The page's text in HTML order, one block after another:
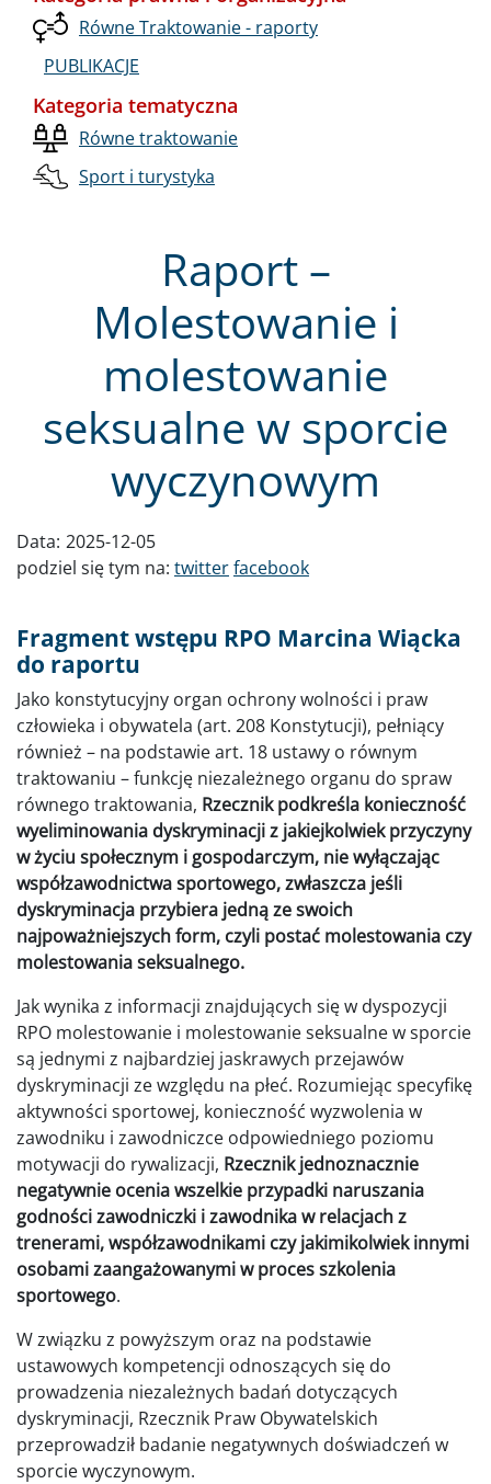
Raport –
Molestowanie i
molestowanie
seksualne w sporcie
wyczynowym
Data: 2025-12-05
podziel się tym na: twitterfacebook
Fragment wstępu RPO Marcina Wiącka
do raportu
Jako konstytucyjny organ ochrony wolności i praw
człowieka i obywatela (art. 208 Konstytucji), pełniący
również – na podstawie art. 18 ustawy o równym
traktowaniu – funkcję niezależnego organu do spraw
równego traktowania, Rzecznik podkreśla konieczność
wyeliminowania dyskryminacji z jakiejkolwiek przyczyny
w życiu społecznym i gospodarczym, nie wyłączając
współzawodnictwa sportowego, zwłaszcza jeśli
dyskryminacja przybiera jedną ze swoich
najpoważniejszych form, czyli postać molestowania czy
molestowania seksualnego.
Jak wynika z informacji znajdujących się w dyspozycji
RPO molestowanie i molestowanie seksualne w sporcie
są jednymi z najbardziej jaskrawych przejawów
dyskryminacji ze względu na płeć. Rozumiejąc specyfikę
aktywności sportowej, konieczność wyzwo­lenia w
zawodniku i zawodniczce odpowiedniego poziomu
motywacji do rywalizacji, Rzecznik jednoznacznie
negatywnie ocenia wszelkie przypadki naruszania
godno­ści zawodniczki i zawodnika w relacjach z
trenerami, współzawodnikami czy jaki­mikolwiek innymi
osobami zaangażowanymi w proces szkolenia
sportowego.
W związku z powyższym oraz na podstawie
ustawowych kompetencji odnoszących się do
prowadzenia niezależnych badań dotyczących
dyskryminacji, Rzecznik Praw Obywatelskich
przeprowadził badanie negatywnych doświadczeń w
sporcie wyczynowym.
Równe Traktowanie - raporty
PUBLIKACJE
Kategoria tematyczna
Równe traktowanie
Sport i turystyka